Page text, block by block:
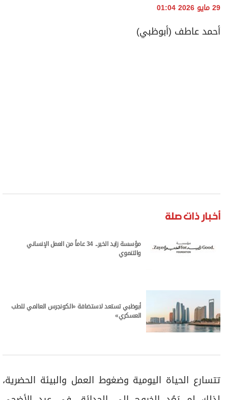
29 مايو 2026 01:04
أحمد عاطف (أبوظبي)
أخبار ذات صلة
مؤسسة زايد الخير.. 34 عاماً من العمل الإنساني
والتنموي
أبوظبي تستعد لاستضافة «الكونجرس العالمي للطب
العسكري»
تتسارع الحياة اليومية وضغوط العمل والبيئة الحضرية،